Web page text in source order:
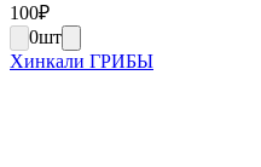
100₽
0шт
Хинкали ГРИБЫ